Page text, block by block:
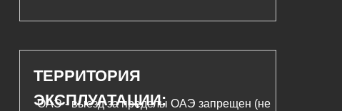
ТЕРРИТОРИЯ
ЭКСПЛУАТАЦИИ:
ОАЭ - выезд за пределы ОАЭ запрещен (не